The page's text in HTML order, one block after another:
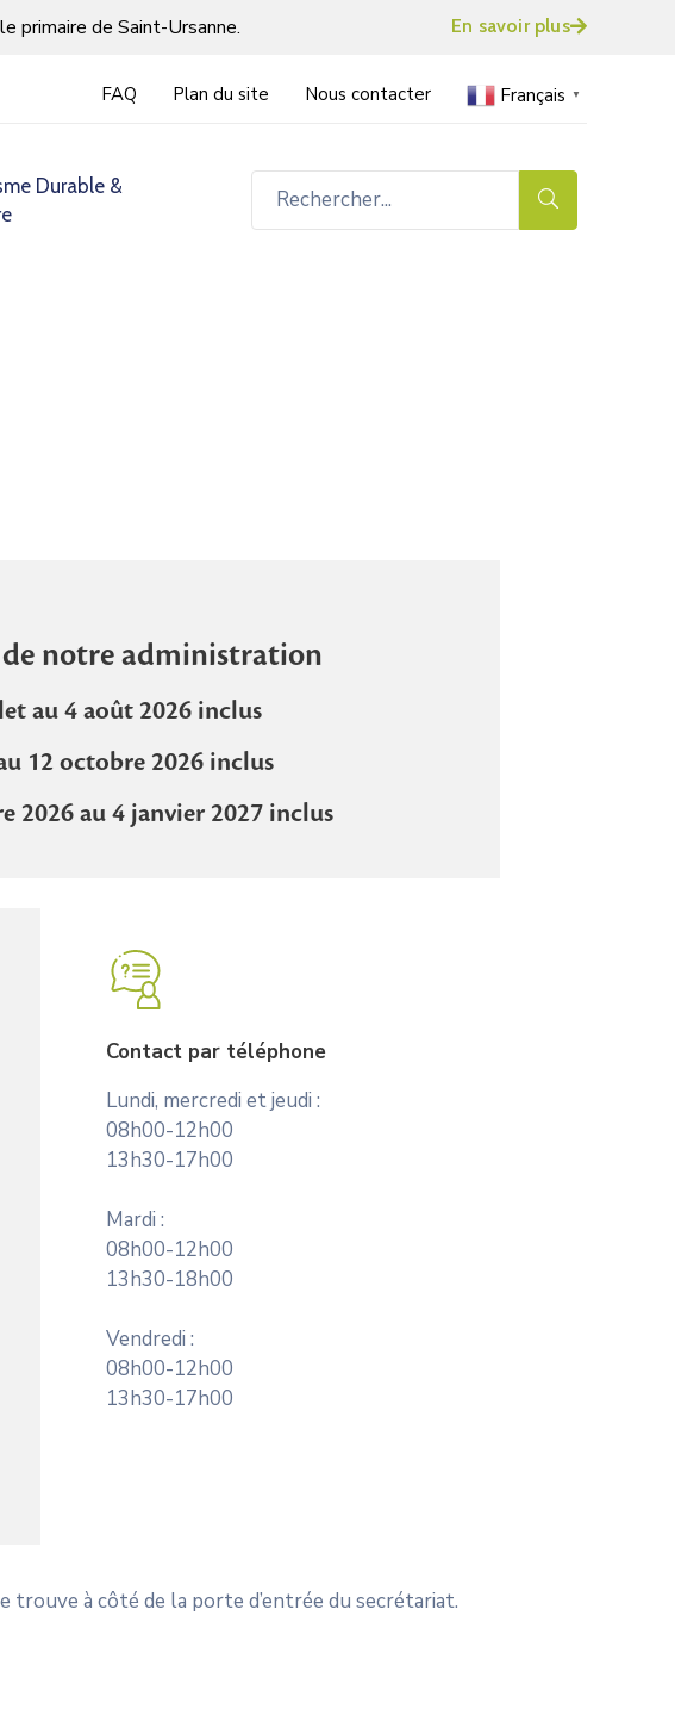
primaire de Saint-Ursanne. En savoir plus
FAQ Plan du site Nous contacter Français ▼
Durable &
notre administration
au 4 août 2026 inclus
12 octobre 2026 inclus
2026 au 4 janvier 2027 inclus
Contact par téléphone
Lundi, mercredi et jeudi :
08h00-12h00
13h30-17h00
Mardi :
08h00-12h00
13h30-18h00
Vendredi :
08h00-12h00
13h30-17h00
à côté de la porte d’entrée du secrétariat.